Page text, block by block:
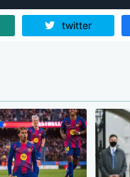
twitter